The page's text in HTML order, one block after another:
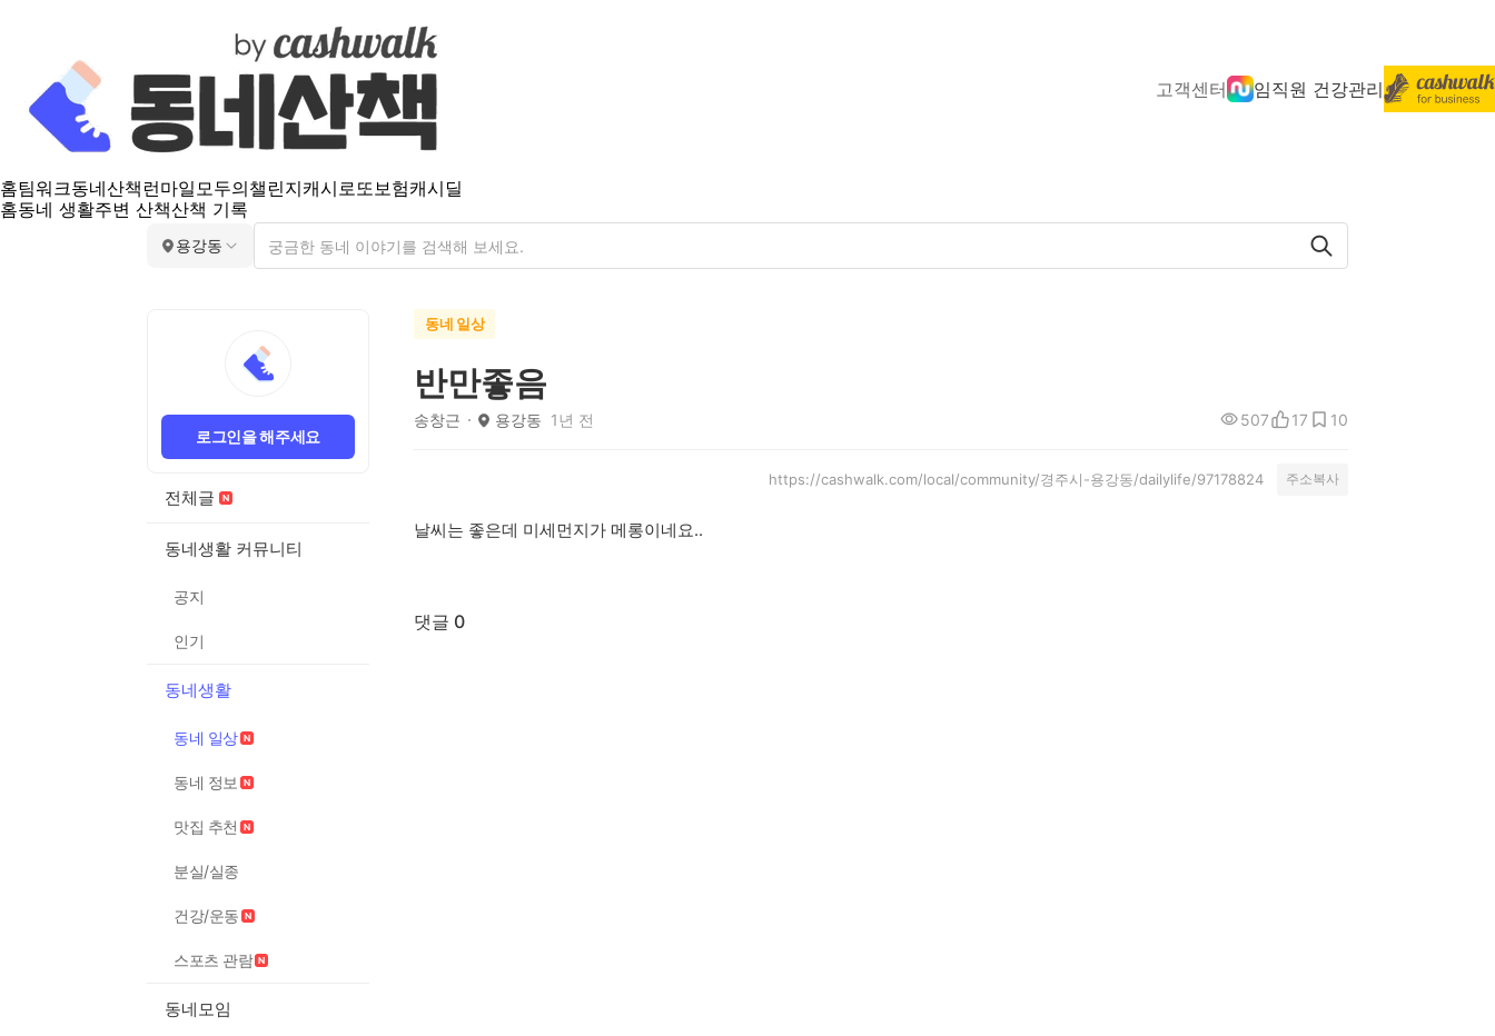
고객센터 임직원 건강관리
홈팀워크동네산책 런마일모두의챌린지캐시로또보험캐시딜
홈동네 생활주변 산책산책 기록
용강동
로그인을 해주세요
전체글
동네생활 커뮤니티
공지
인기
동네생활
동네 일상
동네 정보
맛집 추천
분실/실종
건강/운동
스포츠 관람
동네모임
동네 일상
반만좋음
송창근 용강동 1년 전 507 17 10
https://cashwalk.com/local/community/경주시-용강동/dailylife/97178824 주소복사
날씨는 좋은데 미세먼지가 메롱이네요..
댓글 0